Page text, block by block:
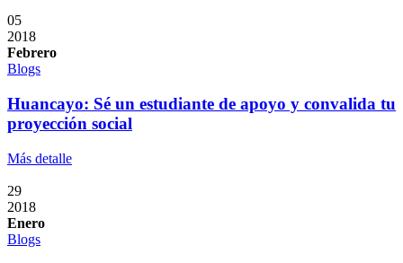
05
2018
Febrero
Blogs
Huancayo: Sé un estudiante de apoyo y convalida tu
proyección social
Más detalle
29
2018
Enero
Blogs